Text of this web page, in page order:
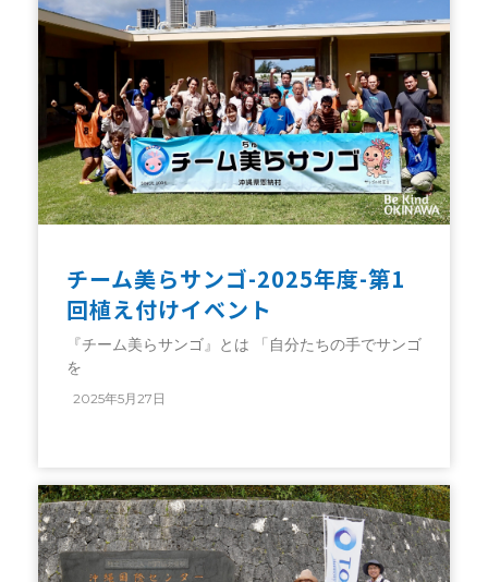
チーム美らサンゴ-2025年度-第1
回植え付けイベント
『チーム美らサンゴ』とは 「⾃分たちの⼿でサンゴ
を
2025年5月27日